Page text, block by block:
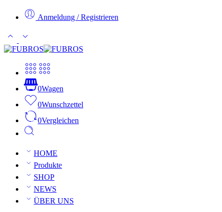
Anmeldung / Registrieren
0Wagen
0Wunschzettel
0Vergleichen
HOME
Produkte
SHOP
NEWS
ÜBER UNS